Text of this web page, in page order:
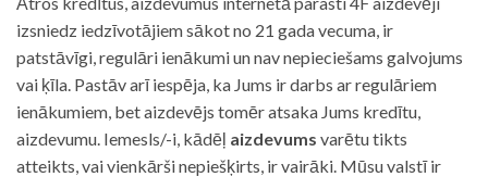
izsniedz iedzīvotājiem sākot no 21 gada vecuma, ir
patstāvīgi, regulāri ienākumi un nav nepieciešams galvojums
vai ķīla. Pastāv arī iespēja, ka Jums ir darbs ar regulāriem
ienākumiem, bet aizdevējs tomēr atsaka Jums kredītu,
aizdevumu. Iemesls/-i, kādēļ aizdevums varētu tikts
atteikts, vai vienkārši nepiešķirts, ir vairāki. Mūsu valstī ir